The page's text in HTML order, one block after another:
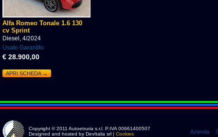
Alfa Romeo Tonale 1.6 130
cv Sprint
Diesel, 4/2024
Usato Garantito
€ 28.900,00
APRI SCHEDA →
Copyright © 2011 Autoetruria s.r.l. P.IVA 00661400507
Designed and hosted by DevItalia srl | Cookies Azienda